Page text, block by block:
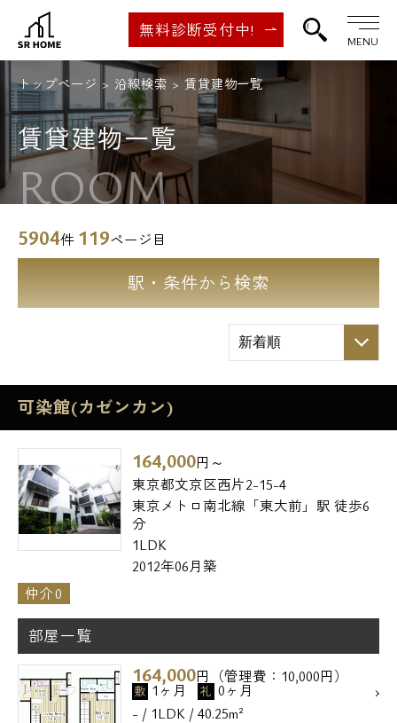
無料診断受付中!
MENU
トップページ 沿線検索 賃貸建物一覧
賃貸建物一覧
ROOM
5904件 119ページ目
駅・条件から検索
可染館(カゼンカン)
164,000円～
東京都文京区西片2-15-4
東京メトロ南北線「東大前」駅 徒歩6
分
1LDK
2012年06月築
仲介0
部屋一覧
164,000円（管理費：10,000円）
敷 1ヶ月 礼 0ヶ月
- / 1LDK / 40.25m²